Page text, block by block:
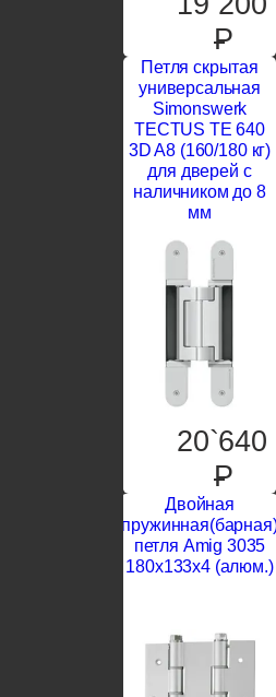
P
Петля скрытая
универсальная
Simonswerk
TECTUS TE 640
3D A8 (160/180 кг)
для дверей с
наличником до 8
мм
20`640
P
Двойная
петля Amig 3035
180x133x4 (алюм.)